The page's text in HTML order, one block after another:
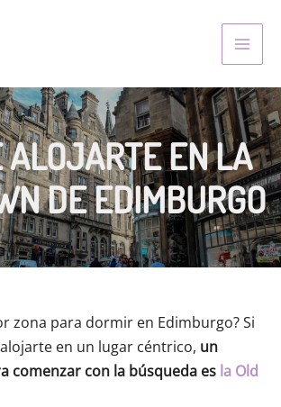
ALOJARTE EN LA
DE EDIMBURGO
zona para dormir en Edimburgo? Si
en un lugar céntrico, un
comenzar con la búsqueda es la Old